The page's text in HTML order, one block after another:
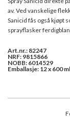
av. Ved vanskelige
Sanicid fås også kjøpt
sprayflasker
Art.nr.: 82247
NRF: 9815866
NOBB: 6014529
Emballasje: 12 x 600